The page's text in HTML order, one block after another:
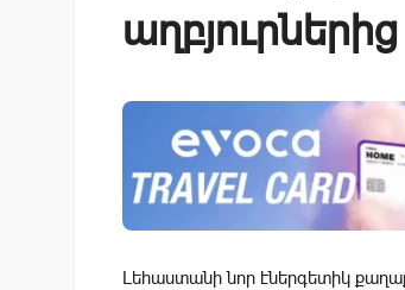
աղբյուրներից
Լեհաստանի նոր էներգետիկ